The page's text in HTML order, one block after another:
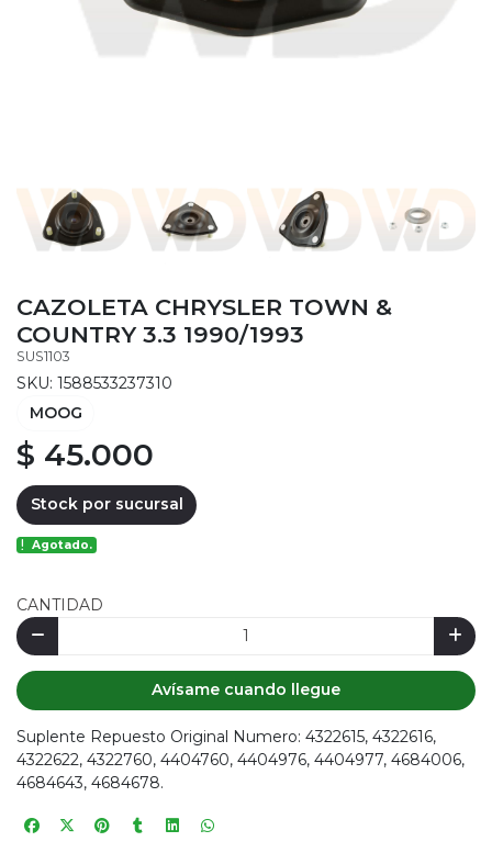
CAZOLETA CHRYSLER TOWN &
COUNTRY 3.3 1990/1993
SUS1103
SKU: 1588533237310
MOOG
$ 45.000
Stock por sucursal
Agotado.
CANTIDAD
Avísame cuando llegue
Suplente Repuesto Original Numero: 4322615, 4322616,
4322622, 4322760, 4404760, 4404976, 4404977, 4684006,
4684643, 4684678.